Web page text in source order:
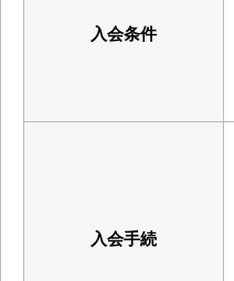
入会条件
入会手続